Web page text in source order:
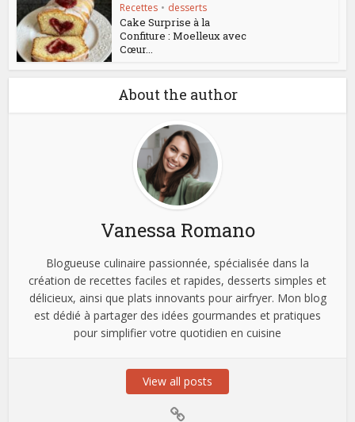
Recettes • desserts
Cake Surprise à la
Confiture : Moelleux avec
Cœur...
About the author
Vanessa Romano
Blogueuse culinaire passionnée, spécialisée dans la
création de recettes faciles et rapides, desserts simples et
délicieux, ainsi que plats innovants pour airfryer. Mon blog
est dédié à partager des idées gourmandes et pratiques
pour simplifier votre quotidien en cuisine
View all posts